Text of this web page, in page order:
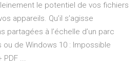
le potentiel de vos fichiers
appareils. Qu’il s’agisse
partagées à l’échelle d’un parc
de Windows 10 : Impossible
...